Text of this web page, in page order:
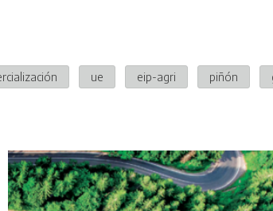
ue eip-agri piñón